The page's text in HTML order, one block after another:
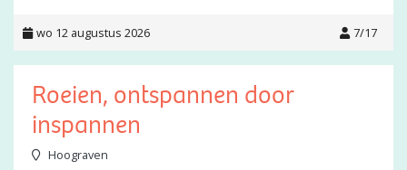
wo 12 augustus 2026 7/17
Roeien, ontspannen door
inspannen
Hoograven